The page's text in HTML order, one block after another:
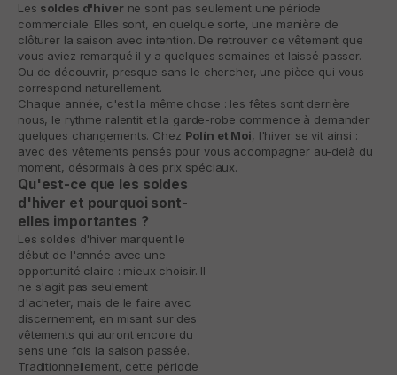
Les soldes d'hiverne sont pas seulement une période
commerciale. Elles sont, en quelque sorte, une manière de
clôturer la saison avec intention. De retrouver ce vêtement que
vous aviez remarqué il y a quelques semaines et laissé passer.
Ou de découvrir, presque sans le chercher, une pièce qui vous
correspond naturellement.
Chaque année, c'est la même chose : les fêtes sont derrière
nous, le rythme ralentit et la garde-robe commence à demander
quelques changements. Chez Polín et Moi, l'hiver se vit ainsi :
avec des vêtements pensés pour vous accompagner au-delà du
moment, désormais à des prix spéciaux.
Qu'est-ce que les soldes
d'hiver et pourquoi sont-
elles importantes ?
Les soldes d'hiver marquent le
début de l'année avec une
opportunité claire : mieux choisir. Il
ne s'agit pas seulement
d'acheter, mais de le faire avec
discernement, en misant sur des
vêtements qui auront encore du
sens une fois la saison passée.
Traditionnellement, cette période